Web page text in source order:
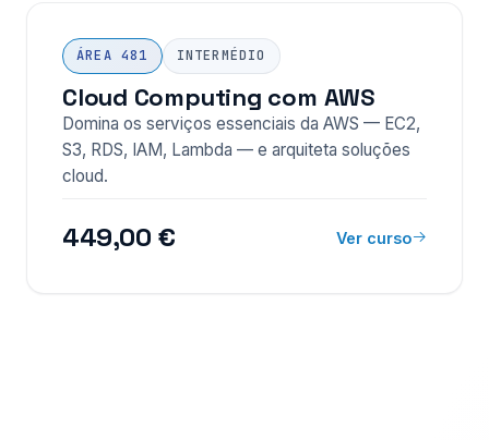
ÁREA 481 INTERMÉDIO
Cloud Computing com AWS
Domina os serviços essenciais da AWS — EC2,
S3, RDS, IAM, Lambda — e arquiteta soluções
cloud.
449,00 € Ver curso